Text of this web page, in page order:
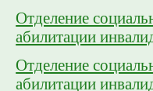
Отделение
абилитации
Отделение
абилитации